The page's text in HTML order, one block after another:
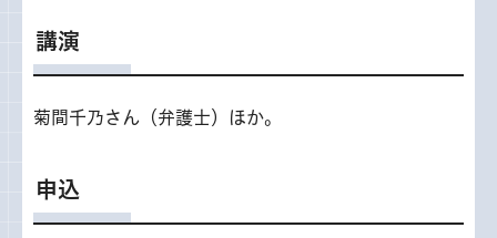
講演
菊間千乃さん（弁護士）ほか。
申込